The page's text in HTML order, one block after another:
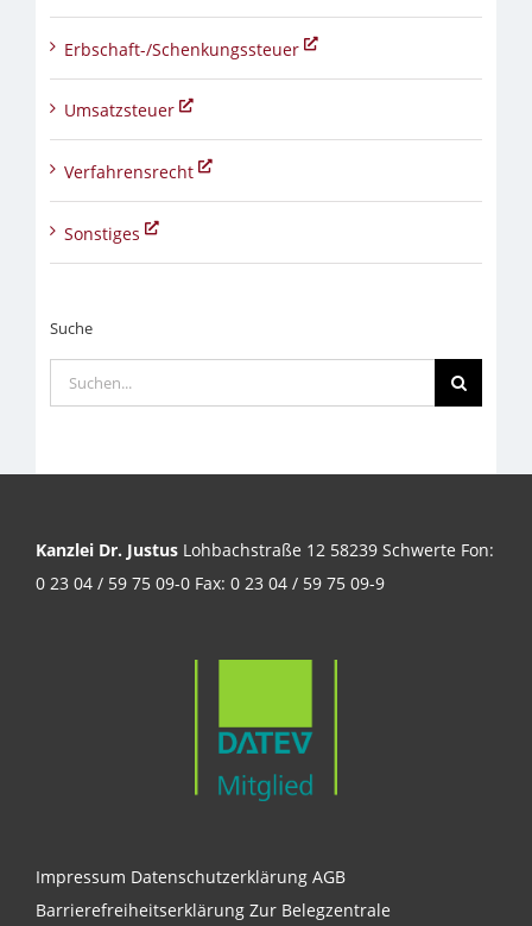
Erbschaft-/Schenkungssteuer
Umsatzsteuer
Verfahrensrecht
Sonstiges
Suche
Suche
nach:
Kanzlei Dr. Justus Lohbachstraße 12 58239 Schwerte Fon:
0 23 04 / 59 75 09-0 Fax: 0 23 04 / 59 75 09-9
Impressum Datenschutzerklärung AGB
Barrierefreiheitserklärung Zur Belegzentrale